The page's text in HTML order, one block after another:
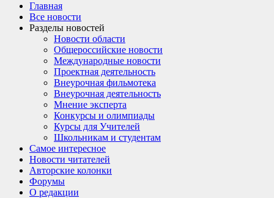
Главная
Все новости
Разделы новостей
Новости области
Общероссийские новости
Международные новости
Проектная деятельность
Внеурочная фильмотека
Внеурочная деятельность
Мнение эксперта
Конкурсы и олимпиады
Курсы для Учителей
Школьникам и студентам
Самое интересное
Новости читателей
Авторские колонки
Форумы
О редакции